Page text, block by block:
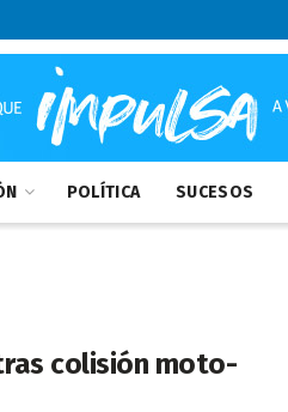
POLÍTICA SUCESOS
colisión moto-